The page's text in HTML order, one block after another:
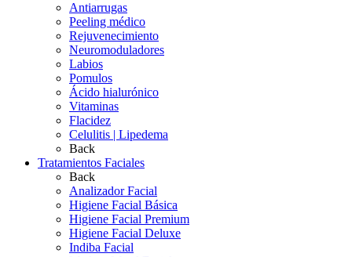
Antiarrugas
Peeling médico
Rejuvenecimiento
Neuromoduladores
Labios
Pomulos
Ácido hialurónico
Vitaminas
Flacidez
Celulitis | Lipedema
Back
Tratamientos Faciales
Back
Analizador Facial
Higiene Facial Básica
Higiene Facial Premium
Higiene Facial Deluxe
Indiba Facial